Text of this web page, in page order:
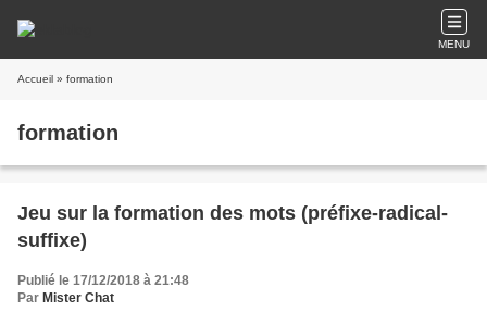
MENU
Accueil » formation
formation
Jeu sur la formation des mots (préfixe-radical-
suffixe)
Publié le 17/12/2018 à 21:48
Par Mister Chat